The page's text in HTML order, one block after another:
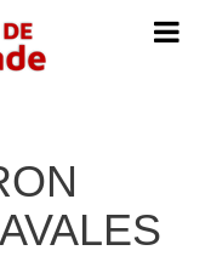
Menú
de